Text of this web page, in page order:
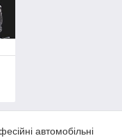
автомобільні